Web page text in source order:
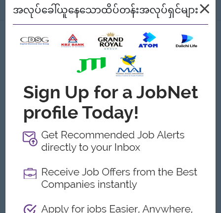
သော အလုပ်မရှိသေးပါ။
စစ်ရန် စဉ်၍ကြည့်မည်
အလုပ်ခေါ်ယူနေသောထိပ်တန်းအလုပ်ရှင်များ×